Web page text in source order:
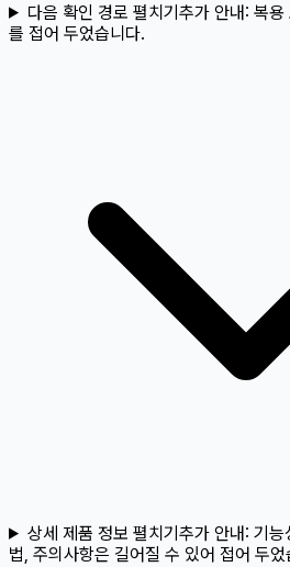
다음 확인 경로 펼치기추가 안내: 복용
를 접어 두었습니다.
상세 제품 정보 펼치기추가 안내: 기능
법, 주의사항은 길어질 수 있어 접어 두었